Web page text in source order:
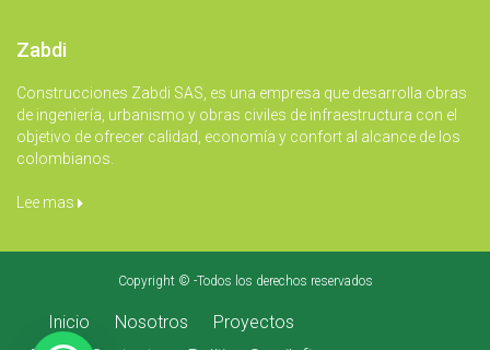
Zabdi
Construcciones Zabdi SAS, es una empresa que desarrolla obras
de ingeniería, urbanismo y obras civiles de infraestructura con el
objetivo de ofrecer calidad, economía y confort al alcance de los
colombianos.
Lee mas
Copyright © -Todos los derechos reservados
Inicio Nosotros
Proyectos